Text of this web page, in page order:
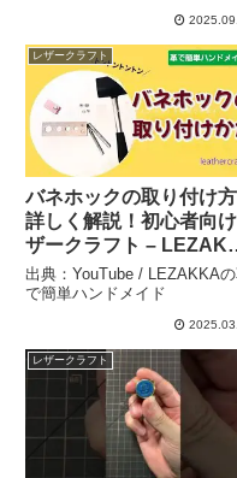
LEZAKKAの革で簡単
レザークラフト
バネホックの取り付け
詳しく解説！初心者向
ザークラフト –
の革で簡単ハンドメイド
出典：YouTube / LEZAKKA
で簡単ハンドメイド
レザークラフト